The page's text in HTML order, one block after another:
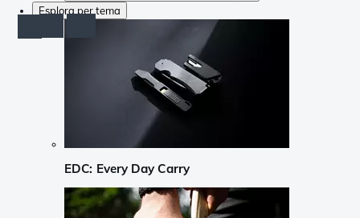
Esplora per tema
EDC: Every Day Carry